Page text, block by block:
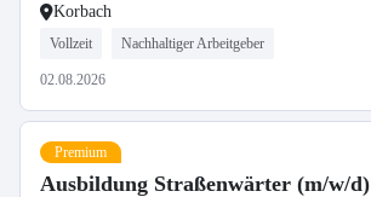
Korbach
Vollzeit Nachhaltiger Arbeitgeber
02.08.2026
Premium
Ausbildung Straßenwärter (m/w/d)